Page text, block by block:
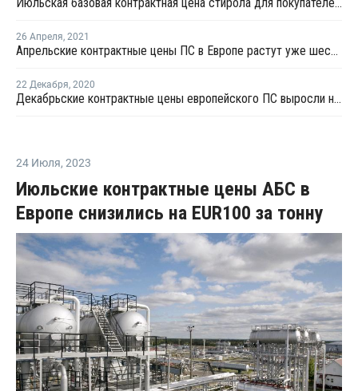
Июльская базовая контрактная цена стирола для покупателей в Европе упала на EUR208 за тонну
26 Апреля, 2021
Апрельские контрактные цены ПС в Европе растут уже шестой месяц подряд
22 Декабря, 2020
Декабрьские контрактные цены европейского ПС выросли на EUR140-160 за тонну
24 Июля, 2023
Июльские контрактные цены АБС в
Европе снизились на EUR100 за тонну